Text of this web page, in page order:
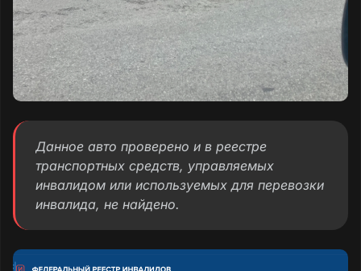
Данное авто проверено и в реестре
транспортных средств, управляемых
инвалидом или используемых для перевозки
инвалида, не найдено.